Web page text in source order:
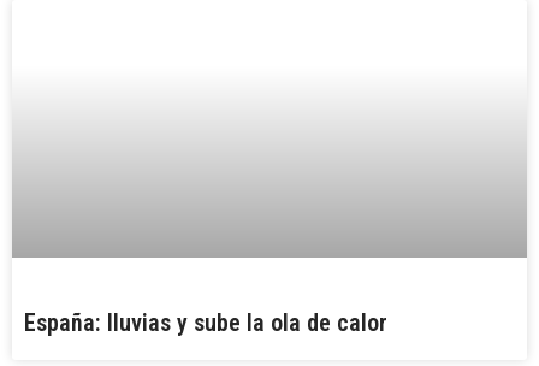
España: lluvias y sube la ola de calor